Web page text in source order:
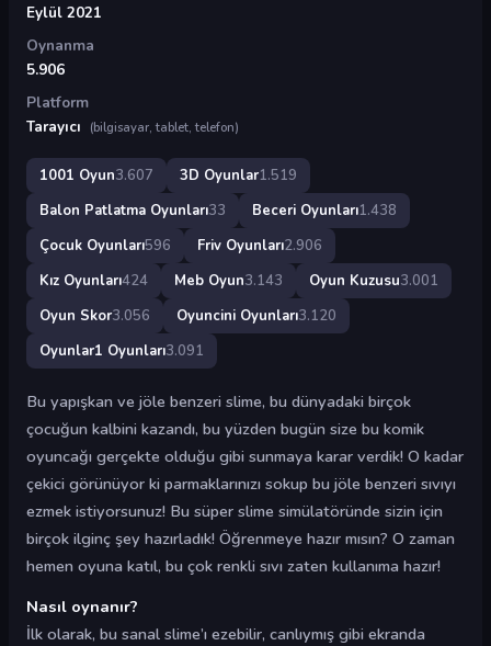
Eylül 2021
Oynanma
5.906
Platform
Tarayıcı
(bilgisayar, tablet, telefon)
1001 Oyun3.607 3D Oyunlar1.519
Balon Patlatma Oyunları33 Beceri Oyunları1.438
Çocuk Oyunları596 Friv Oyunları2.906
Kız Oyunları424 Meb Oyun3.143 Oyun Kuzusu3.001
Oyun Skor3.056 Oyuncini Oyunları3.120
Oyunlar1 Oyunları3.091
Bu yapışkan ve jöle benzeri slime, bu dünyadaki birçok
çocuğun kalbini kazandı, bu yüzden bugün size bu komik
oyuncağı gerçekte olduğu gibi sunmaya karar verdik! O kadar
çekici görünüyor ki parmaklarınızı sokup bu jöle benzeri sıvıyı
ezmek istiyorsunuz! Bu süper slime simülatöründe sizin için
birçok ilginç şey hazırladık! Öğrenmeye hazır mısın? O zaman
hemen oyuna katıl, bu çok renkli sıvı zaten kullanıma hazır!
Nasıl oynanır?
İlk olarak, bu sanal slime’ı ezebilir, canlıymış gibi ekranda